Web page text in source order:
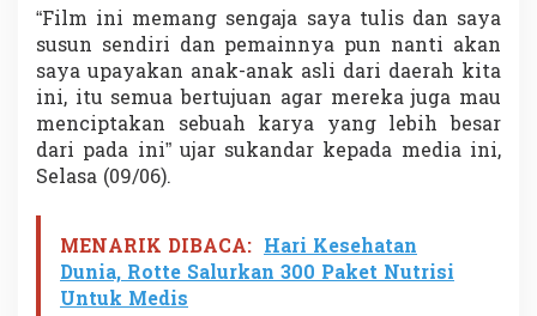
l
K
o
t
a
j
u
“Film ini memang sengaja saya tulis dan saya
susun sendiri dan pemainnya pun nanti akan
saya upayakan anak-anak asli dari daerah kita
ini, itu semua bertujuan agar mereka juga mau
menciptakan sebuah karya yang lebih besar
dari pada ini” ujar sukandar kepada media ini,
Selasa (09/06).
MENARIK DIBACA: Hari Kesehatan
Dunia, Rotte Salurkan 300 Paket Nutrisi
Untuk Medis